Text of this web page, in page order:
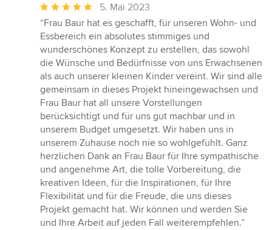
Durchschnittliche
Bewertung:
5
von
5
Sternen
5. Mai 2023
“Frau Baur hat es geschafft, für unseren Wohn- und
Essbereich ein absolutes stimmiges und
wunderschönes Konzept zu erstellen, das sowohl
die Wünsche und Bedürfnisse von uns Erwachsenen
als auch unserer kleinen Kinder vereint. Wir sind alle
gemeinsam in dieses Projekt hineingewachsen und
Frau Baur hat all unsere Vorstellungen
berücksichtigt und für uns gut machbar und in
unserem Budget umgesetzt. Wir haben uns in
unserem Zuhause noch nie so wohlgefühlt. Ganz
herzlichen Dank an Frau Baur für Ihre sympathische
und angenehme Art, die tolle Vorbereitung, die
kreativen Ideen, für die Inspirationen, für Ihre
Flexibilität und für die Freude, die uns dieses
Projekt gemacht hat. Wir können und werden Sie
und Ihre Arbeit auf jeden Fall weiterempfehlen.”